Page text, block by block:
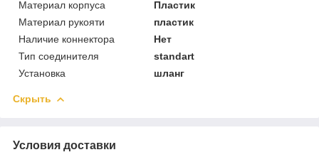
Материал корпуса
Пластик
Материал рукояти
пластик
Наличие коннектора
Нет
Тип соединителя
standart
Установка
шланг
Скрыть
Условия доставки